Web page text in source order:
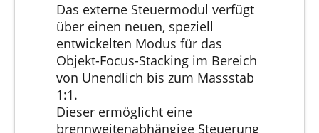
Das externe Steuermodul verfügt
über einen neuen, speziell
entwickelten Modus für das
Objekt-Focus-Stacking im Bereich
von Unendlich bis zum Massstab
1:1.
Dieser ermöglicht eine
brennweitenabhängige Steuerung